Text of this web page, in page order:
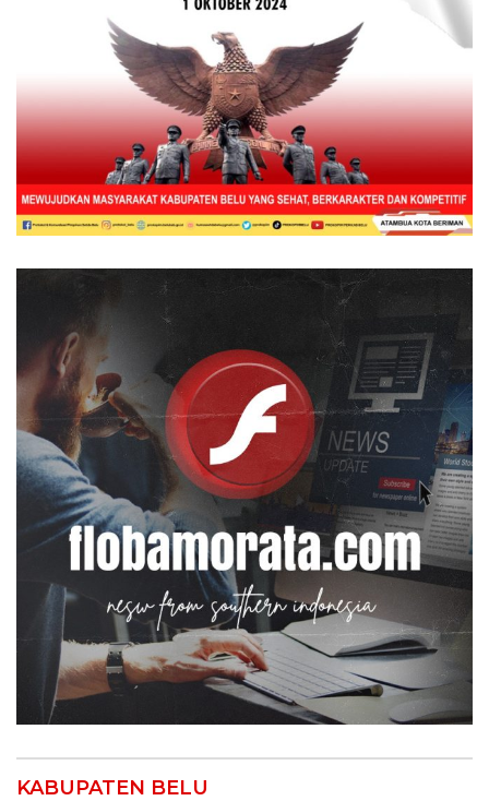
KABUPATEN BELU